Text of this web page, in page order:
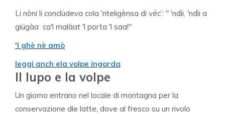
Li nòni li conclüdeva cola 'nteligènsa di véc’: " 'ndìi, 'ndìi a
giügàa ca'l malàat 'l porta 'l saa!"
'l ghè nè amò
leggi anch ela volpe ingorda
Il lupo e la volpe
Un giorno entrano nel locale di montagna per la
conservazione dle latte, dove al fresco su un rivolo